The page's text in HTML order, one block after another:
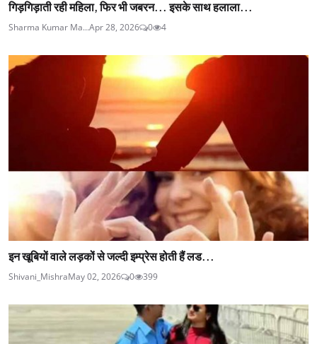
गिड़गिड़ाती रही महिला, फिर भी जबरन... इसके साथ हलाला...
Sharma Kumar Ma...Apr 28, 2026 0 4
इन खूबियों वाले लड़कों से जल्दी इम्प्रेस होती हैं लड...
Shivani_MishraMay 02, 2026 0 399